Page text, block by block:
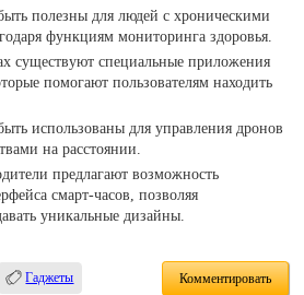
полезны для людей с хроническими
функциям мониторинга здоровья.
существуют специальные приложения
помогают пользователям находить
использованы для управления дронов
на расстоянии.
предлагают возможность
смарт-часов, позволяя
уникальные дизайны.
Гаджеты Комментировать